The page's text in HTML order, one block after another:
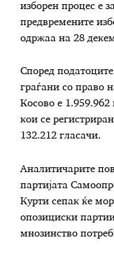
изборен процес е
предвремените
одржаа на 28
Според
граѓани со право
Косово е 1.959.962
кои се
132.212 гласачи.
Аналитичарите
партијата
Курти сепак ќе
опозициски
мнозинство